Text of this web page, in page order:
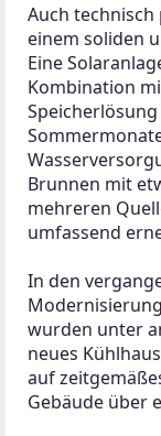
Auch
einem soliden
Eine
Kombination
Brunnen mit
mehreren
umfassend
In den
wurden unter
neues
auf
Gebäude über